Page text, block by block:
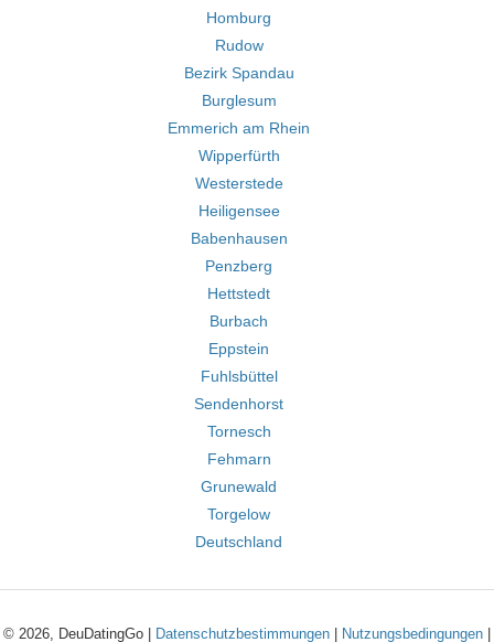
Homburg
Rudow
Bezirk Spandau
Burglesum
Emmerich am Rhein
Wipperfürth
Westerstede
Heiligensee
Babenhausen
Penzberg
Hettstedt
Burbach
Eppstein
Fuhlsbüttel
Sendenhorst
Tornesch
Fehmarn
Grunewald
Torgelow
Deutschland
© 2026, DeuDatingGo | Datenschutzbestimmungen Nutzungsbedingungen